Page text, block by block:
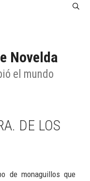
Novelda
el mundo
DE LOS
de monaguillos que